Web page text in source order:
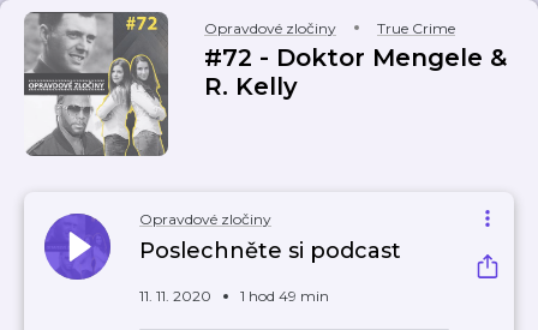
Opravdové zločiny True Crime
#72 - Doktor Mengele &
R. Kelly
Opravdové zločiny
Poslechněte si podcast
11. 11. 2020 1 hod 49 min